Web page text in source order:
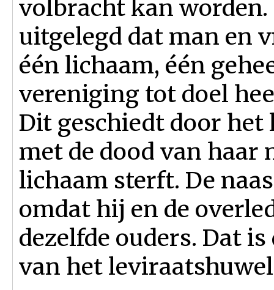
volbracht kan
uitgelegd dat man en
één lichaam, één
vereniging tot doel
Dit geschiedt door
met de dood van haar
lichaam sterft. De
omdat hij en de
dezelfde ouders. Dat
van het